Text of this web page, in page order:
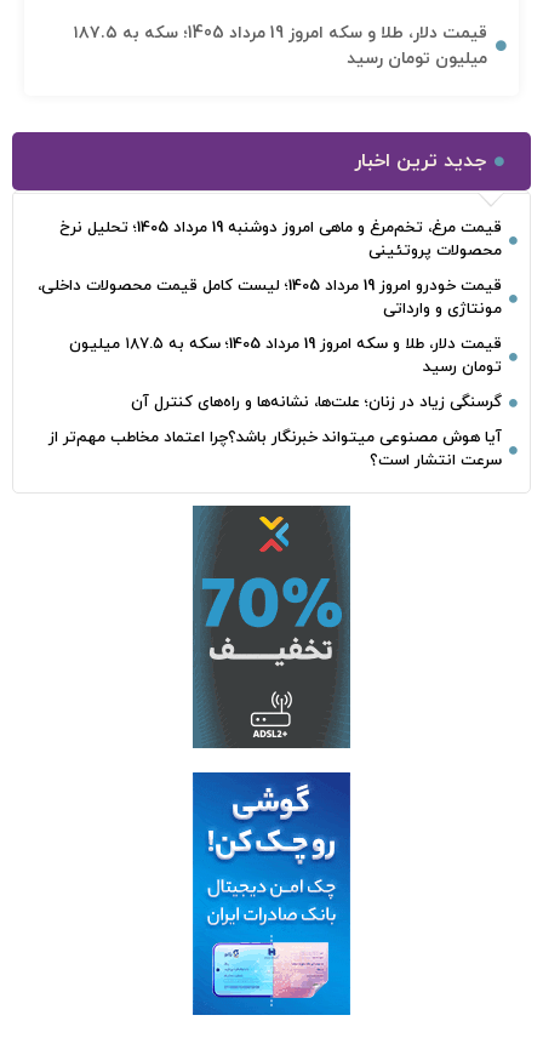
قیمت دلار، طلا و سکه امروز 19 مرداد 1405؛ سکه به ۱۸۷.۵
میلیون تومان رسید
جدید ترین اخبار
قیمت مرغ، تخم‌مرغ و ماهی امروز دوشنبه 19 مرداد 1405؛ تحلیل نرخ
محصولات پروتئینی
قیمت خودرو امروز 19 مرداد 1405؛ لیست کامل قیمت محصولات داخلی،
مونتاژی و وارداتی
قیمت دلار، طلا و سکه امروز 19 مرداد 1405؛ سکه به ۱۸۷.۵ میلیون
تومان رسید
گرسنگی زیاد در زنان؛ علت‌ها، نشانه‌ها و راه‌های کنترل آن
آیا هوش مصنوعی میتواند خبرنگار باشد؟چرا اعتماد مخاطب مهم‌تر از
سرعت انتشار است؟